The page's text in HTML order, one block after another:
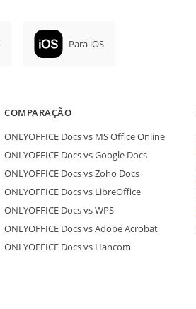
Para iOS
COMPARAÇÃO
ONLYOFFICE Docs vs MS Office Online
ONLYOFFICE Docs vs Google Docs
ONLYOFFICE Docs vs Zoho Docs
ONLYOFFICE Docs vs LibreOffice
ONLYOFFICE Docs vs WPS
ONLYOFFICE Docs vs Adobe Acrobat
ONLYOFFICE Docs vs Hancom